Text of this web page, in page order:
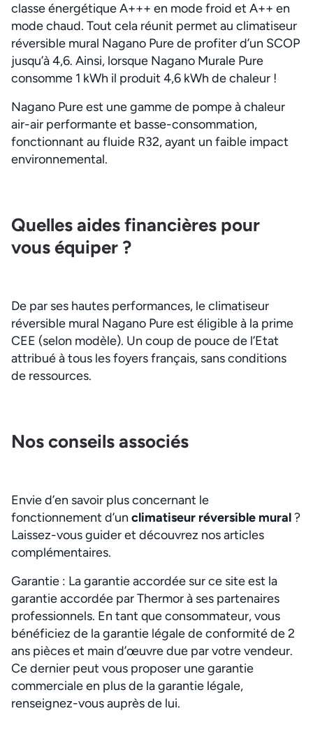
classe énergétique A+++ en mode froid et A++ en
mode chaud. Tout cela réunit permet au climatiseur
réversible mural Nagano Pure de profiter d’un SCOP
jusqu’à 4,6. Ainsi, lorsque Nagano Murale Pure
consomme 1 kWh il produit 4,6 kWh de chaleur !
Nagano Pure est une gamme de pompe à chaleur
air-air performante et basse-consommation,
fonctionnant au fluide R32, ayant un faible impact
environnemental.
Quelles aides financières pour
vous équiper ?
De par ses hautes performances, le climatiseur
réversible mural Nagano Pure est éligible à la prime
CEE (selon modèle). Un coup de pouce de l’Etat
attribué à tous les foyers français, sans conditions
de ressources.
Nos conseils associés
Envie d’en savoir plus concernant le
fonctionnement d’un climatiseur réversible mural?
Laissez-vous guider et découvrez nos articles
complémentaires.
Garantie : La garantie accordée sur ce site est la
garantie accordée par Thermor à ses partenaires
professionnels. En tant que consommateur, vous
bénéficiez de la garantie légale de conformité de 2
ans pièces et main d’œuvre due par votre vendeur.
Ce dernier peut vous proposer une garantie
commerciale en plus de la garantie légale,
renseignez-vous auprès de lui.